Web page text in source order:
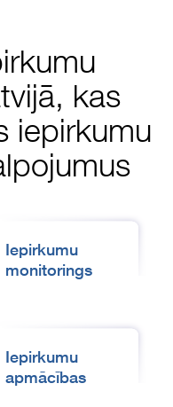
kas
iepirkumu
Iepirkumu
monitorings
Iepirkumu
apmācības